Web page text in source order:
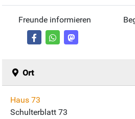
Freunde informieren
Ort
Haus 73
Schulterblatt 73